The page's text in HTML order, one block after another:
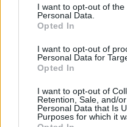
I want to opt-out of the
Personal Data.
Opted In
I want to opt-out of
Personal Data for
Opted In
I want to opt-out of
Retention, Sale, and/
Personal Data that Is
Purposes for which it
πρώτο ανιχνεύσιμο
συμβάν, συγκεκριμένα
καταδικασμένου
μαύρη τρύπα. Αυτά τα
να λειτουργήσουν ως
επιταχυντές